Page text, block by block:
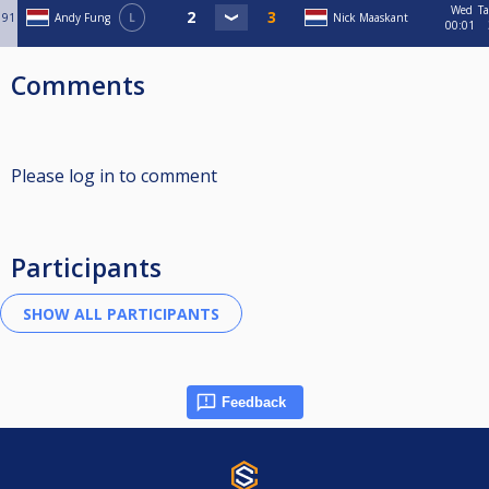
91 Andy Fung L Nick Maaskant
Wed
00:01
Comments
Please log in to comment
Participants
Feedback